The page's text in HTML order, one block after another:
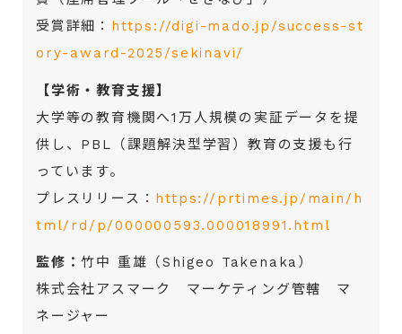
受賞詳細： https://digi-mado.jp/success-st
ory-award-2025/sekinavi/
【学術・教育支援】
大学等の教育機関へ1万人規模の実証データを提
供し、PBL（課題解決型学習）教育の支援も行
っています。
プレスリリース： https://prtimes.jp/main/h
tml/rd/p/000000593.000018991.html
監修：竹中 重雄（Shigeo Takenaka）
株式会社アスマーク マーケティング管轄 マ
ネージャー